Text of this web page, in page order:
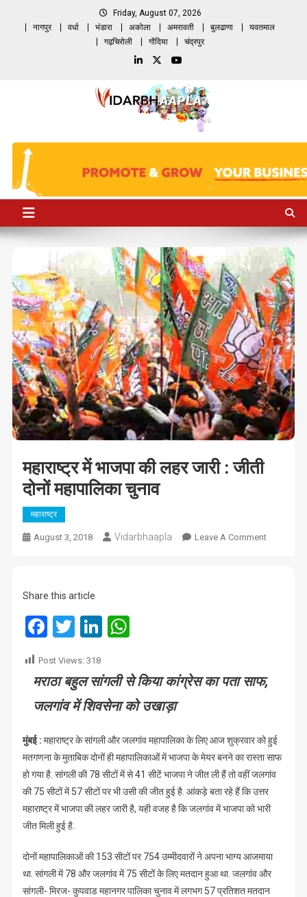
Friday, August 07, 2026
नागपुर
वर्धा भंडारा अकोला अमरावती बुलढाणा
यवतमाल
गढ़चिरोली
गोंदिया चंद्रपुर
महाराष्ट्र में भाजपा की लहर जारी : जीती
दोनों महापालिका चुनाव
महाराष्ट्र
August 3, 2018 Vidarbhaapla Leave A CommentOn
दोनों
Share this article
Facebook
TwitterLinkedIn
WhatsApp
Post Views: 318
मराठा बहुल सांगली से किया कांग्रेस का पता साफ,
जलगांव में शिवसेना को उखाड़ा
मुंबई : महाराष्ट्र के सांगली और जलगांव महापालिका के लिए आज शुक्रवार को हुई
मतगणना के मुताबिक दोनों ही महापालिकाओं में भाजपा के मेयर बनने का रास्ता साफ
हो गया है. सांगली की 78 सीटों में से 41 सीटें भाजपा ने जीत ली हैं तो वहीं जलगांव
की 75 सीटों में 57 सीटों पर भी उसी की जीत हुई है. आंकड़े बता रहे हैं कि उत्तर
महाराष्ट्र में भाजपा की लहर जारी है, यही वजह है कि जलगांव में भाजपा को भारी
जीत मिली हुई है.
दोनों महापालिकाओं की 153 सीटों पर 754 उम्मीदवारों ने अपना भाग्य आजमाया
था. सांगली में 78 और जलगांव में 75 सीटों के लिए मतदान हुआ था. जलगांव और
सांगली- मिरज- कुपवाड महानगर पालिका चुनाव में लगभग 57 प्रतिशत मतदान